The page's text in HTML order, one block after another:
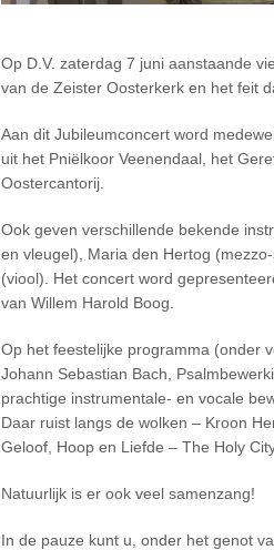
Op D.V. zaterdag 7 juni aanstaande
van de Zeister Oosterkerk en het feit
Aan dit Jubileumconcert word
uit het Pniëlkoor Veenendaal, het
Oostercantorij.
Ook geven verschillende bekende
en vleugel), Maria den Hertog
(viool). Het concert word
van Willem Harold Boog.
Op het feestelijke programma (onder
Johann Sebastian Bach,
prachtige instrumentale- en vocale
Daar ruist langs de wolken – Kroon
Geloof, Hoop en Liefde – The Holy
Natuurlijk is er ook veel samenzang!
In de pauze kunt u, onder het genot